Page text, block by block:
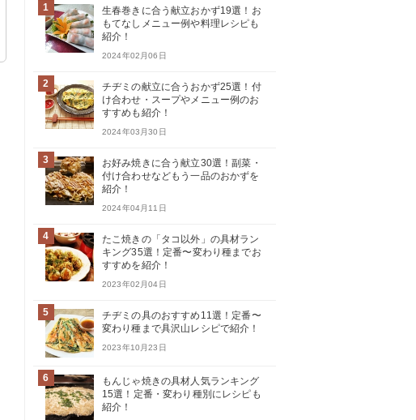
1
生春巻きに合う献立おかず19選！お
もてなしメニュー例や料理レシピも
紹介！
2024年02月06日
2
チヂミの献立に合うおかず25選！付
け合わせ・スープやメニュー例のお
すすめも紹介！
2024年03月30日
3
お好み焼きに合う献立30選！副菜・
付け合わせなどもう一品のおかずを
紹介！
2024年04月11日
4
たこ焼きの「タコ以外」の具材ラン
キング35選！定番〜変わり種までお
すすめを紹介！
2023年02月04日
5
チヂミの具のおすすめ11選！定番〜
変わり種まで具沢山レシピで紹介！
2023年10月23日
6
もんじゃ焼きの具材人気ランキング
15選！定番・変わり種別にレシピも
紹介！